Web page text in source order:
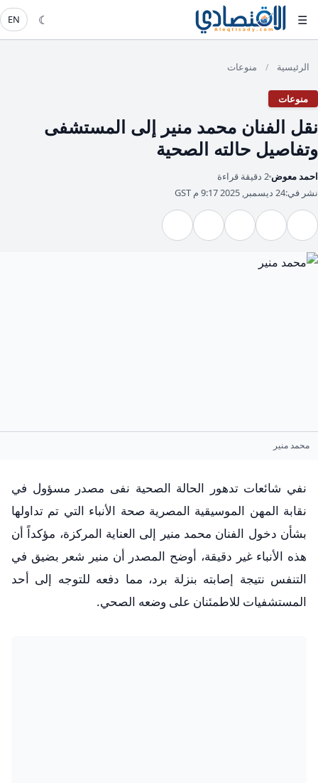
☰
☾
EN
الرئيسية / منوعات
منوعات
نقل الفنان محمد منير إلى المستشفى
وتفاصيل حالته الصحية
احمد معوض 2 دقيقة قراءة
نشر في:24 ديسمبر, 2025 9:17 م GST
محمد منير
نفي شائعات تدهور الحالة الصحية نفى مصدر مسؤول في
نقابة المهن الموسيقية المصرية صحة الأنباء التي تم تداولها
بشأن دخول الفنان محمد منير إلى العناية المركزة، مؤكداً أن
هذه الأنباء غير دقيقة، أوضح المصدر أن منير شعر بضيق في
التنفس نتيجة إصابته بنزلة برد، مما دفعه للتوجه إلى أحد
المستشفيات للاطمئنان على وضعه الصحي.